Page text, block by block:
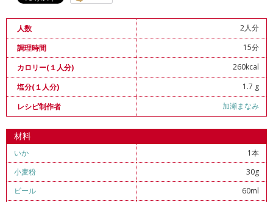
人数
2人分
調理時間
15分
カロリー(１人分)
260kcal
塩分(１人分)
1.7 g
レシピ制作者
加瀬まなみ
材料
いか
1本
小麦粉
30g
ビール
60ml